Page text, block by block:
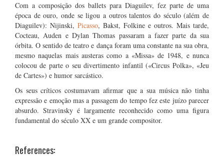
Com a composição dos ballets para Diaguilev, fez parte de uma
época de ouro, onde se ligou a outros talentos do século (além de
Diaguilev): Nijinski, Picasso, Bakst, Folkine e outros. Mais tarde,
Cocteau, Auden e Dylan Thomas passaram a fazer parte da sua
órbita. O sentido de teatro e dança foram uma constante na sua obra,
mesmo naquelas mais austeras como a «Missa» de 1948, e nunca
colocou de parte o seu divertimento infantil («Circus Polka», «Jeu
de Cartes») e humor sarcástico.
Os seus críticos costumavam afirmar que a sua música não tinha
expressão e emoção mas a passagem do tempo fez este juízo parecer
absurdo. Stravinsky é largamente reconhecido como uma figura
fundamental do século XX e um grande compositor.
References: